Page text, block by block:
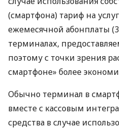
(смартфона) тариф на
ежемесячной абонплаты
терминалах,
поэтому с точки зрения
смартфоне» более
Обычно терминал в
вместе с кассовым
средства в случае